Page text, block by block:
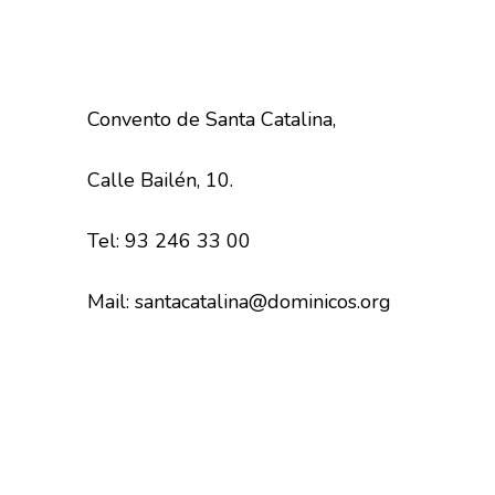
Convento de Santa Catalina,
Calle Bailén, 10.
Tel: 93 246 33 00
Mail: santacatalina@dominicos.org